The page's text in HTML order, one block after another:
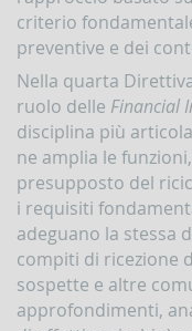
terrorismo
criterio
preventive e dei
Nella quarta
ruolo delle Financial
disciplina più
ne amplia le
presupposto del
i requisiti
adeguano la stessa
compiti di ricezione
sospette e altre
approfondimenti,